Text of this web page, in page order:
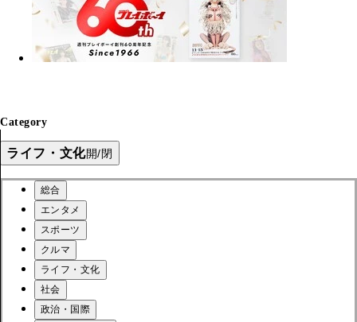
Category
ライフ・文化開/閉
総合
エンタメ
スポーツ
クルマ
ライフ・文化
社会
政治・国際